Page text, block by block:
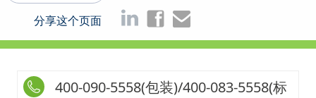
分享这个页面
400-090-5558(包装)/400-083-5558(标